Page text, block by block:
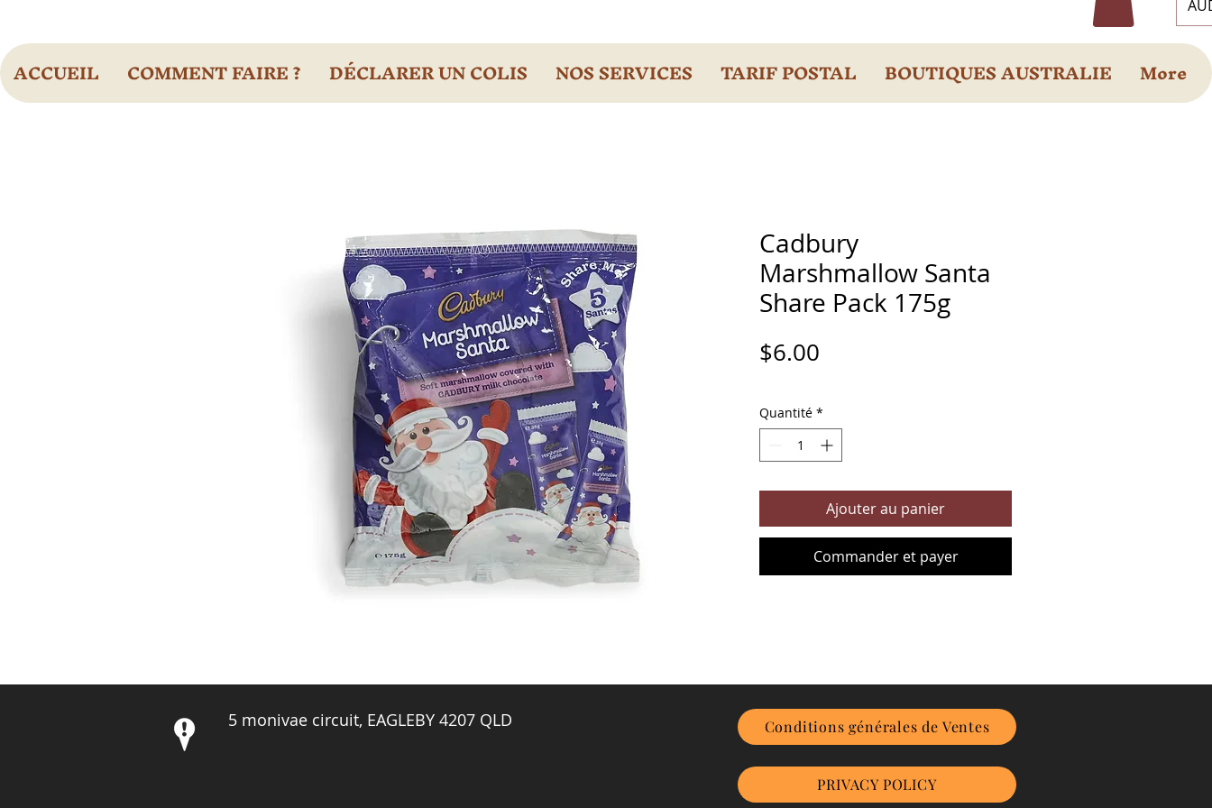
ACCUEIL COMMENT FAIRE ? DÉCLARER UN COLIS NOS SERVICES TARIF POSTAL BOUTIQUES AUSTRALIE More
Cadbury
Marshmallow Santa
Share Pack 175g
$6.00
Quantité *
Ajouter au panier
Commander et payer
5 monivae circuit, EAGLEBY 4207 QLD Conditions générales de Ventes
PRIVACY POLICY